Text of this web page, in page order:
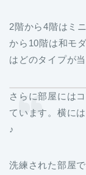
2階から4階はミ
から10階は和モ
はどのタイプが
さらに部屋には
ています。横に
♪ㅤ
洗練された部屋